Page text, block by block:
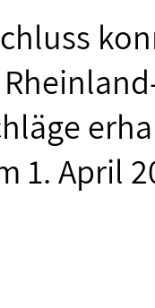
1. April